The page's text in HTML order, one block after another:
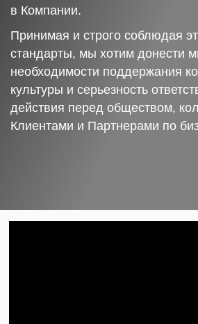
в Компании.
Принимая и строго соблюдая
стандарты, мы хотим донести
необходимости поддержания
культуры и серьезность
действия перед обществом,
Клиентами и Партнерами по